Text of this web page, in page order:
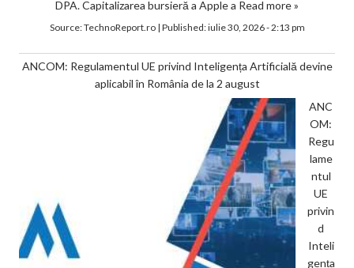
DPA. Capitalizarea bursieră a Apple a Read more »
Source:TechnoReport.ro| Published:iulie 30, 2026 - 2:13 pm
ANCOM: Regulamentul UE privind Inteligența Artificială devine
aplicabil în România de la 2 august
ANC
OM:
Regu
lame
ntul
UE
privin
d
Inteli
gența